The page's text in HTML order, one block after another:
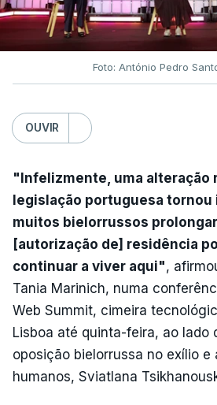
Foto: António Pedro
OUVIR
"Infelizmente, uma alteração
legislação portuguesa tornou
muitos bielorrussos
[autorização de] residência
continuar a viver aqui",
Tania Marinich, numa
Web Summit, cimeira
Lisboa até quinta-feira, ao lado
oposição bielorrussa no exílio
humanos, Sviatlana